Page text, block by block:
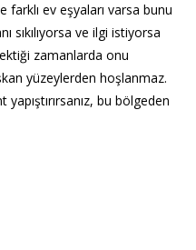
ev eşyaları varsa bunu
sıkılıyorsa ve ilgi istiyorsa
zamanlarda onu
yüzeylerden hoşlanmaz.
bu bölgeden